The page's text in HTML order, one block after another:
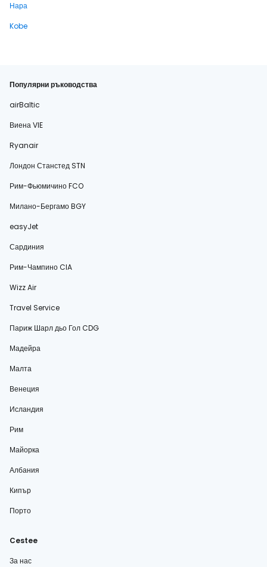
Нара
Kobe
Популярни ръководства
airBaltic
Виена VIE
Ryanair
Лондон Станстед STN
Рим-Фьюмичино FCO
Милано-Бергамо BGY
easyJet
Сардиния
Рим-Чампино CIA
Wizz Air
Travel Service
Париж Шарл дьо Гол CDG
Мадейра
Малта
Венеция
Исландия
Рим
Майорка
Албания
Кипър
Порто
Cestee
За нас